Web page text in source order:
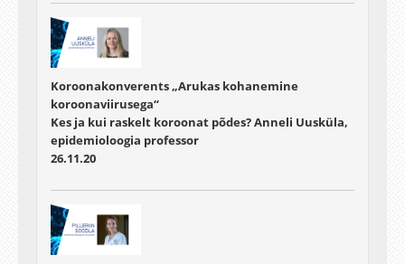
Koroonakonverents „Arukas kohanemine
koroonaviirusega“
Kes ja kui raskelt koroonat põdes? Anneli Uusküla,
epidemioloogia professor
26.11.20